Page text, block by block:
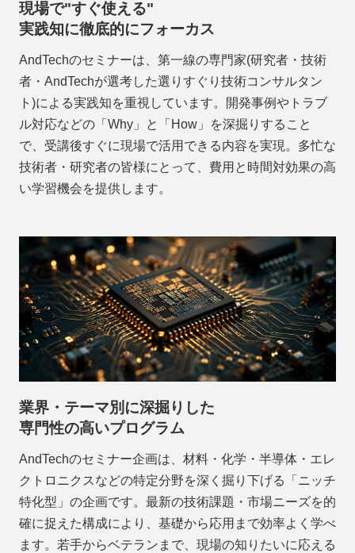
現場で"すぐ使える"
実践知に徹底的にフォーカス
AndTechのセミナーは、第一線の専門家(研究者・技術
者・AndTechが選考した選りすぐり技術コンサルタン
ト)による実践知を重視しています。開発事例やトラブ
ル対応などの「Why」と「How」を深掘りすること
で、受講後すぐに現場で活用できる内容を実現。多忙な
技術者・研究者の皆様にとって、費用と時間対効果の高
い学習機会を提供します。
業界・テーマ別に深掘りした
専門性の高いプログラム
AndTechのセミナー企画は、材料・化学・半導体・エレ
クトロニクスなどの特定分野を深く掘り下げる「ニッチ
特化型」の企画です。最新の技術課題・市場ニーズを的
確に捉えた構成により、基礎から応用まで効率よく学べ
ます。若手からベテランまで、現場の知りたいに応える